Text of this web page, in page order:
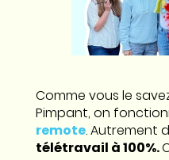
Comme vous le
Pimpant, on
remote. Autrement
télétravail à 100%.